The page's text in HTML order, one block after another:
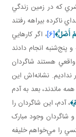
که در زمين زندگي
ناکرده بيراهه رفتند
أَضَلُّ﴾[6] ، اگر کارهايي
انجام دادند
واقعي هستند شاگردان
نداديم. نشانه‌اش اين
ماندند، بعد به آدم
﴾، آدم، اين شاگردان را
شاگردان وجود مبارک
را مي‌خواهم خليفه